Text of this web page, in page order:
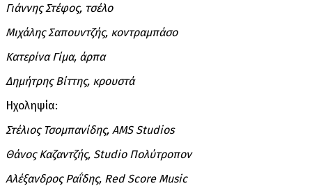
Γιάννης Στέφος, τσέλο
Μιχάλης Σαπουντζής, κοντραμπάσο
Κατερίνα Γίμα, άρπα
Δημήτρης Βίττης, κρουστά
Hχοληψία:
Στέλιος Τσομπανίδης, AMS Studios
Θάνος Καζαντζής, Studio Πολύτροπον
Αλέξανδρος Ραΐδης, Red Score Music